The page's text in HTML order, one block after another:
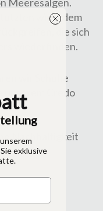
wir, indem
die sich
wiederfinden.
wir Schuhe
unserem Credo
Nachhaltigkeit
exklusive